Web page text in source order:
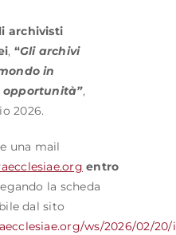
archivisti
, “Gli archivi
in
opportunità”,
2026.
una mail
entro
la scheda
dal sito
ws/2026/02/20/